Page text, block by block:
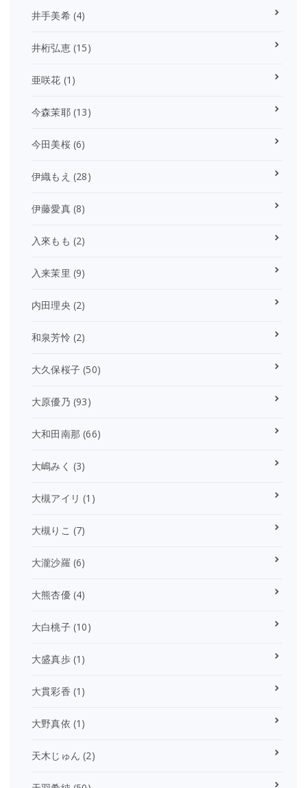
井手美希(4)
井桁弘恵(15)
亜咲花 (1)
今森茉耶(13)
今田美桜(6)
伊織もえ (28)
伊藤愛真(8)
入來もも (2)
入来茉里 (9)
内田理央 (2)
和泉芳怜 (2)
大久保桜子 (50)
大原優乃 (93)
大和田南那 (66)
大嶋みく (3)
大槻アイリ (1)
大槻りこ (7)
大瀧沙羅 (6)
大熊杏優(4)
大白桃子(10)
大盛真歩(1)
大貫彩香 (1)
大野真依 (1)
天木じゅん (2)